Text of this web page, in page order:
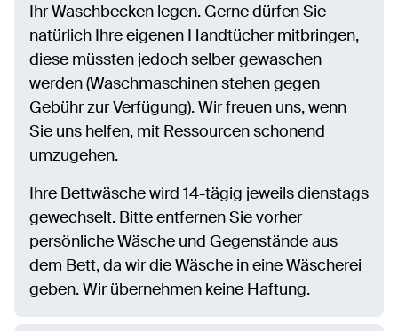
Ihr Waschbecken legen. Gerne dürfen Sie
natürlich Ihre eigenen Handtücher mitbringen,
diese müssten jedoch selber gewaschen
werden (Waschmaschinen stehen gegen
Gebühr zur Verfügung). Wir freuen uns, wenn
Sie uns helfen, mit Ressourcen schonend
umzugehen.
Ihre Bettwäsche wird 14-tägig jeweils dienstags
gewechselt. Bitte entfernen Sie vorher
persönliche Wäsche und Gegenstände aus
dem Bett, da wir die Wäsche in eine Wäscherei
geben. Wir übernehmen keine Haftung.